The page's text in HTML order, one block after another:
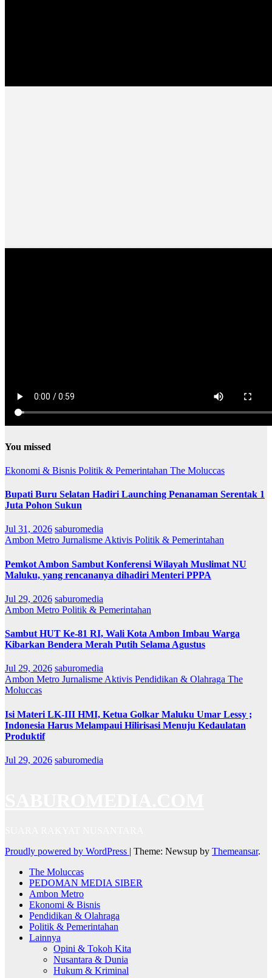
You missed
Ekonomi & Bisnis Politik & Pemerintahan The Moluccas
Bupati Buru Selatan Hadiri Launching Penanaman Serentak 1
Juta Pohon Sukun
Jul 31, 2026 saburomedia
Ambon Metro Jurnalisme Aktivis Politik & Pemerintahan
Pemkot Ambon Sambut Konferensi Wilayah Muslimat NU
Maluku, yang rencananya dihadiri Menteri PPPA
Jul 29, 2026 saburomedia
Ambon Metro Politik & Pemerintahan
Sambut HUT Ke-81 RI, Wali Kota Ambon Imbau Warga
Kibarkan Bendera Merah Putih Selama Agustus
Jul 29, 2026 saburomedia
Ambon Metro Jurnalisme Aktivis Pendidikan & Olahraga The
Moluccas
Isi Materi LK-III HMI, Ketua Golkar Maluku Umar Lessy ;
Indonesia Harus Melampaui Hilirisasi Menuju Kedaulatan
Produktif
Jul 29, 2026 saburomedia
Proudly powered by WordPress | Theme: Newsup by Themeansar.
The Moluccas
PEDOMAN MEDIA SIBER
Ambon Metro
Ekonomi & Bisnis
Pendidikan & Olahraga
Politik & Pemerintahan
Lainnya
Opini & Tokoh Kita
Nusantara & Dunia
Hukum & Kriminal